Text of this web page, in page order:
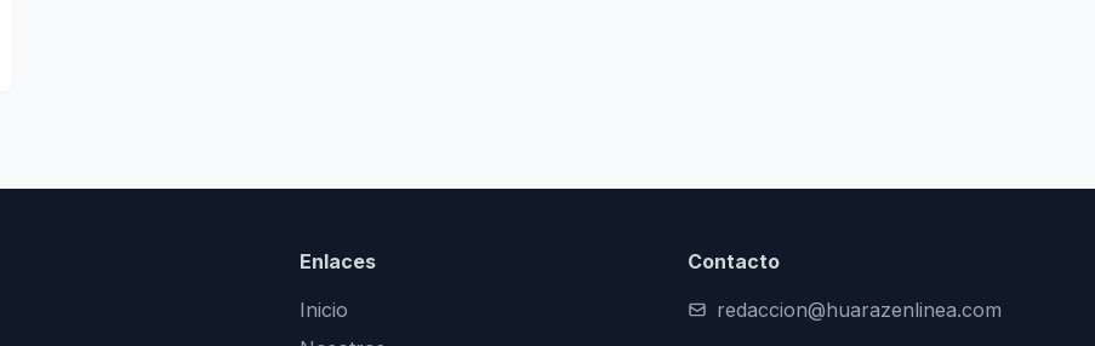
Enlaces
Inicio
Contacto
redaccion@huarazenlinea.com